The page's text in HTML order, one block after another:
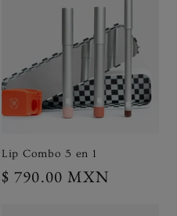
Lip Combo 5 en 1
Precio
$ 790.00 MXN